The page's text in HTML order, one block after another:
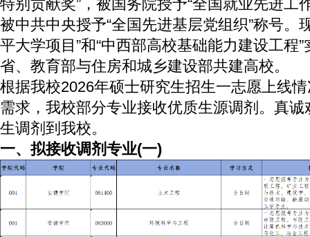
特别贡献奖”，被国务院授予“全国就业先进工
被中共中央授予“全国先进基层党组织”称号。
平大学项目”和“中西部高校基础能力建设工程
省、教育部与住房和城乡建设部共建高校。
根据我校2026年硕士研究生招生一志愿上线
需求，我校部分专业接收优质生源调剂。真
生调剂到我校。
一、拟接收调剂专业(一)